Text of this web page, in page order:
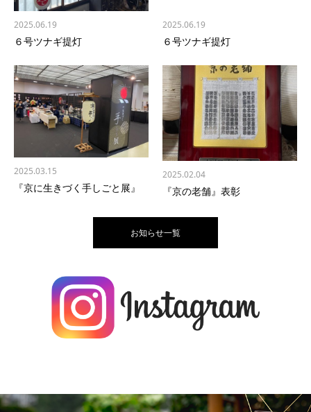
2025.06.19
６号ツナギ提灯
2025.06.19
６号ツナギ提灯
2025.03.15
『京に生きづく手しごと展』
2025.02.04
『京の老舗』表彰
お知らせ一覧